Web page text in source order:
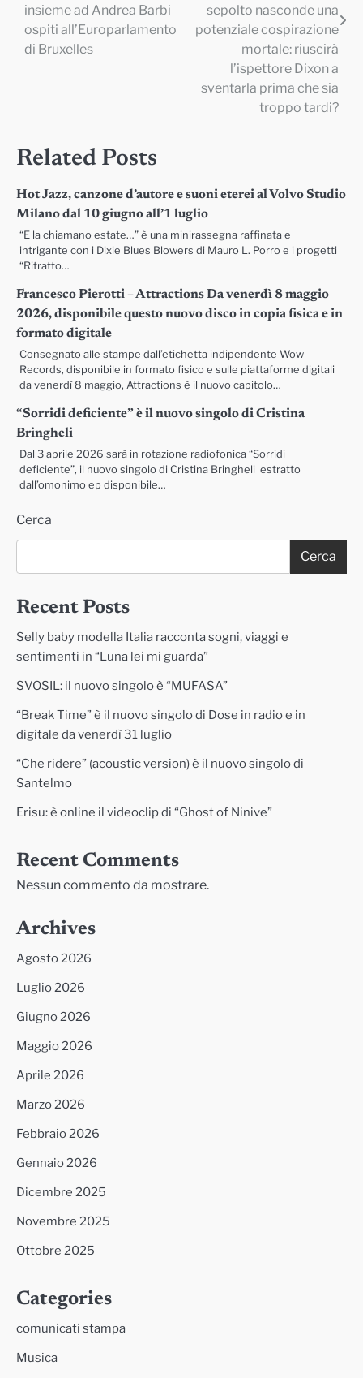
insieme ad Andrea Barbi
ospiti all’Europarlamento
di Bruxelles
sepolto nasconde una
potenziale cospirazione
mortale: riuscirà
l’ispettore Dixon a
sventarla prima che sia
troppo tardi?
Related Posts
Hot Jazz, canzone d’autore e suoni eterei al Volvo Studio
Milano dal 10 giugno all’1 luglio
“E la chiamano estate…” è una minirassegna raffinata e
intrigante con i Dixie Blues Blowers di Mauro L. Porro e i progetti
“Ritratto…
Francesco Pierotti – Attractions Da venerdì 8 maggio
2026, disponibile questo nuovo disco in copia fisica e in
formato digitale
Consegnato alle stampe dall’etichetta indipendente Wow
Records, disponibile in formato fisico e sulle piattaforme digitali
da venerdì 8 maggio, Attractions è il nuovo capitolo…
“Sorridi deficiente” è il nuovo singolo di Cristina
Bringheli
Dal 3 aprile 2026 sarà in rotazione radiofonica “Sorridi
deficiente”, il nuovo singolo di Cristina Bringheli estratto
dall’omonimo ep disponibile…
Cerca
Cerca
Recent Posts
Selly baby modella Italia racconta sogni, viaggi e
sentimenti in “Luna lei mi guarda”
SVOSIL: il nuovo singolo è “MUFASA”
“Break Time” è il nuovo singolo di Dose in radio e in
digitale da venerdì 31 luglio
“Che ridere” (acoustic version) è il nuovo singolo di
Santelmo
Erisu: è online il videoclip di “Ghost of Ninive”
Recent Comments
Nessun commento da mostrare.
Archives
Agosto 2026
Luglio 2026
Giugno 2026
Maggio 2026
Aprile 2026
Marzo 2026
Febbraio 2026
Gennaio 2026
Dicembre 2025
Novembre 2025
Ottobre 2025
Categories
comunicati stampa
Musica